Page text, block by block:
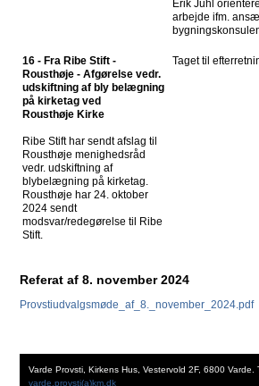
Erik Juhl
arbejde ifm.
16 - Fra Ribe Stift -
Rousthøje - Afgørelse vedr.
udskiftning af bly belægning
på kirketag ved
Rousthøje Kirke
Ribe Stift har sendt afslag til
Rousthøje menighedsråd
vedr. udskiftning af
blybelægning på kirketag.
Rousthøje har 24. oktober
2024 sendt
modsvar/redegørelse til Ribe
Stift.
Taget til
Referat af 8. november 2024
Provstiudvalgsmøde_af_8._november_2024.pdf
Varde Provsti, Kirkens Hus, Vestervold 2F, 6800
varde.provsti(a)km.dk